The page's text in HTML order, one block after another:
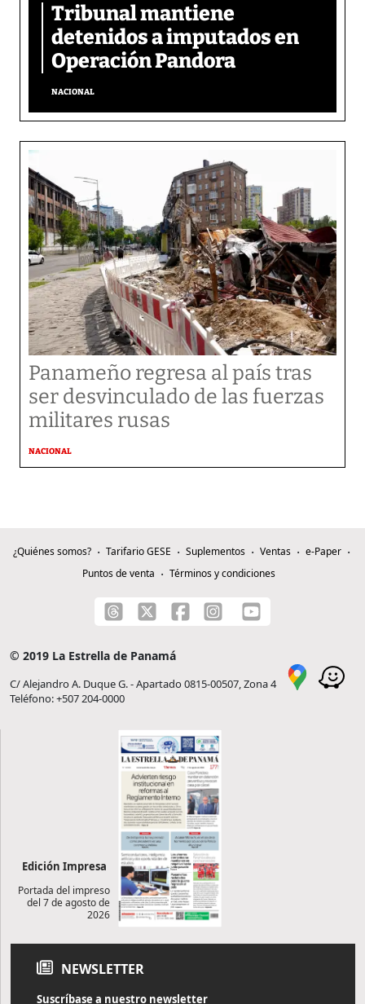
Tribunal mantiene
detenidos a imputados en
Operación Pandora
NACIONAL
Panameño regresa al país tras
ser desvinculado de las fuerzas
militares rusas
NACIONAL
¿Quiénes somos? Tarifario GESE Suplementos Ventas
e-Paper
Puntos de venta
Términos y condiciones
© 2019 La Estrella de Panamá
C/ Alejandro A. Duque G. - Apartado 0815-00507, Zona 4
Teléfono: +507 204-0000
Edición Impresa
Portada del impreso
del 7 de agosto de
2026
NEWSLETTER
Suscríbase a nuestro newsletter